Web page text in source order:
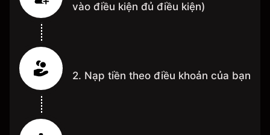
vào điều kiện đủ điều kiện)
2. Nạp tiền theo điều khoản của bạn